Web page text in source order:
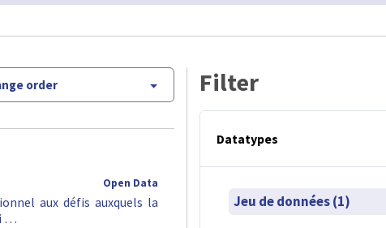
order
Open Data
aux défis auxquels la
…
Filter
Datatypes
Jeu de données (1)